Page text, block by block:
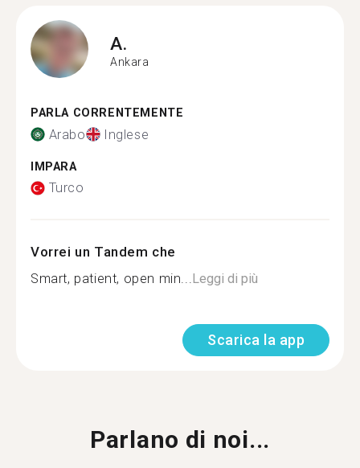
A.
Ankara
PARLA CORRENTEMENTE
Arabo Inglese
IMPARA
Turco
Vorrei un Tandem che
Smart, patient, open min...Leggi di più
Scarica la app
Parlano di noi...